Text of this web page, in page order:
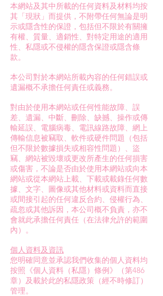
本網站及其中所載的任何資料及材料均按
其「現狀」而提供，不附帶任何無論是明
示或隱含性的保證，包括但不限於有關擁
有權、質量、適銷性、對特定用途的適用
性、私隱或不侵權的隱含保證或隱含條
款。
本公司對於本網站所載內容的任何錯誤或
遺漏概不承擔任何責任或義務。
對由於使用本網站或任何性能故障、誤
差、遺漏、中斷、刪除、缺撼、操作或傳
輸延誤、電腦病毒、電訊線路故障、網上
傳輸信息被竊取、軟件或硬件問題（包括
但不限於數據損失或相容性問題）、盜
竊、網站被毀壞或更改所產生的任何損害
或傷害，不論是否由於使用本網站或向本
網站或從本網站上載、下載或載錄任何數
據、文字、圖像或其他材料或資料而直接
或間接引起的任何違反合約、侵權行為、
疏忽或其他訴因，本公司概不負責，亦不
會就此承擔任何責任（在法律允許的範圍
內）。
個人資料及資訊
您明確同意並承認我們收集的個人資料均
按照《個人資料（私隱）條例》（第486
章）及載於此的私隱政策（經不時修訂）
管理。